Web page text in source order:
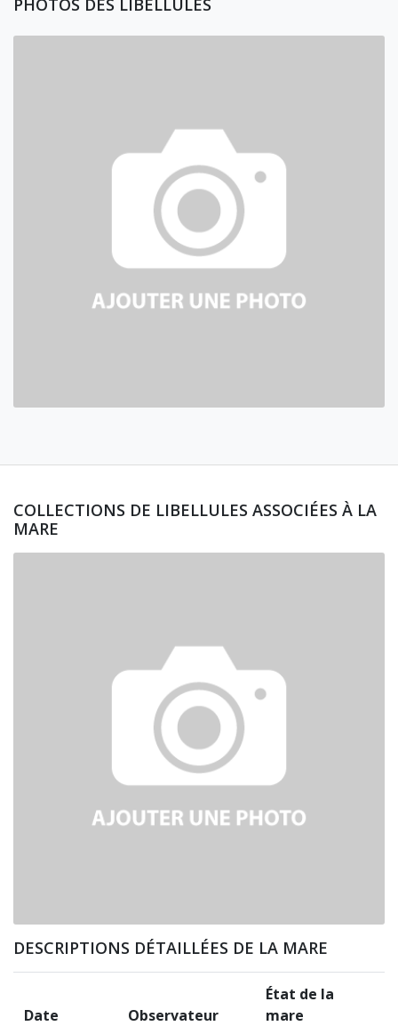
COLLECTIONS DE LIBELLULES ASSOCIÉES À LA
MARE
DESCRIPTIONS DÉTAILLÉES DE LA MARE
Date Observateur
État de la
mare